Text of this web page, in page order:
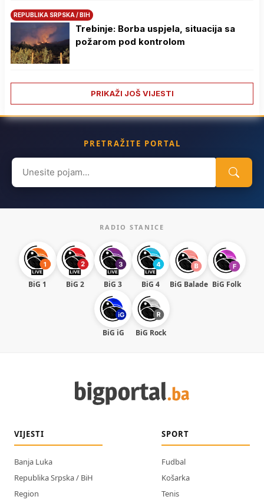
REPUBLIKA SRPSKA / BIH
Trebinje: Borba uspjela, situacija sa
požarom pod kontrolom
PRIKAŽI JOŠ VIJESTI
PRETRAŽITE PORTAL
Search
for:
RADIO STANICE
BiG 1 BiG 2 BiG 3 BiG 4 BiG Balade BiG Folk
BiG iG BiG Rock
VIJESTI
Banja Luka
Republika Srpska / BiH
Region
SPORT
Fudbal
Košarka
Tenis